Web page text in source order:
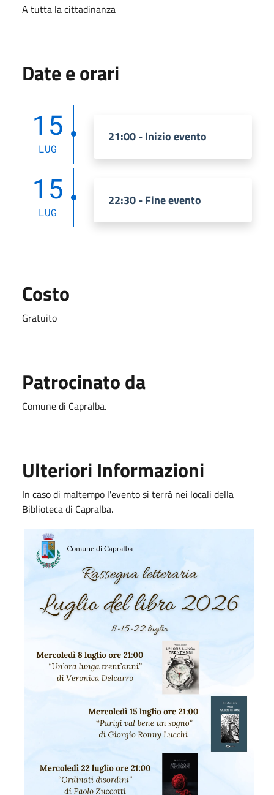
A tutta la cittadinanza
Date e orari
15
LUG
21:00 - Inizio evento
15
LUG
22:30 - Fine evento
Costo
Gratuito
Patrocinato da
Comune di Capralba.
Ulteriori Informazioni
In caso di maltempo l'evento si terrà nei locali della
Biblioteca di Capralba.